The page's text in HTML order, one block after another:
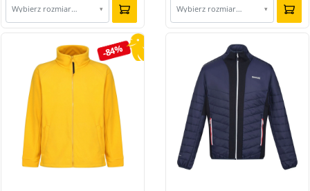
Wybierz rozmiar… ▾ Wybierz rozmiar… ▾
-84%